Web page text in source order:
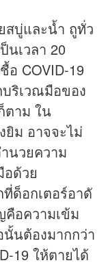
สบู่และน้ำ ถูทั่ว
เวลา 20
อ COVID-19
ริเวณมือของ
ตาม ใน
ยิม อาจจะไม่
นวยความ
ด้วย
ด็อกเตอร์อาดั
อความเข้ม
นต้องมากกว่า
19 ให้ตายได้